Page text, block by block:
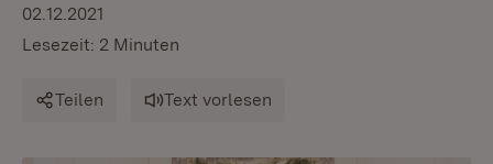
02.12.2021
Lesezeit: 2 Minuten
Teilen Text vorlesen